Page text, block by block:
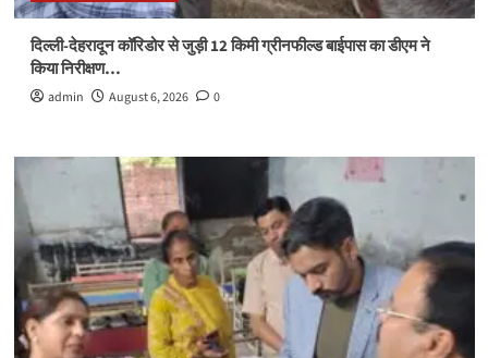
दिल्ली-देहरादून कॉरिडोर से जुड़ी 12 किमी ग्रीनफील्ड बाईपास का डीएम ने
किया निरीक्षण…
admin August 6, 2026 0